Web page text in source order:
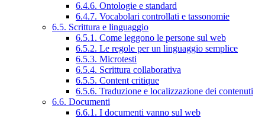
6.4.6. Ontologie e standard
6.4.7. Vocabolari controllati e tassonomie
6.5. Scrittura e linguaggio
6.5.1. Come leggono le persone sul web
6.5.2. Le regole per un linguaggio semplice
6.5.3. Microtesti
6.5.4. Scrittura collaborativa
6.5.5. Content critique
6.5.6. Traduzione e localizzazione dei contenuti
6.6. Documenti
6.6.1. I documenti vanno sul web